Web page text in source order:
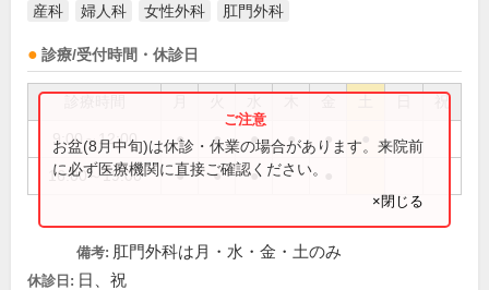
産科 婦人科 女性外科 肛門外科
診療/受付時間・休診日
祝
9:00～12:00 ● ● ● ● ●
16:00～19:00 ● ● ●
お盆(8月中旬)は休診・休業の場合があります。来院前
に必ず医療機関に直接ご確認ください。
×閉じる
備考: 肛門外科は月・水・金・土のみ
休診日: 日、祝